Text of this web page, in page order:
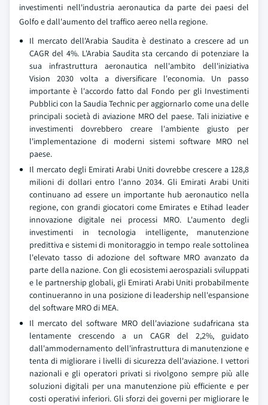
investimenti nell'industria aeronautica da parte dei paesi del
Golfo e dall'aumento del traffico aereo nella regione.
Il mercato dell'Arabia Saudita è destinato a crescere ad un
CAGR del 4%. L'Arabia Saudita sta cercando di potenziare la
sua infrastruttura aeronautica nell'ambito dell'iniziativa
Vision 2030 volta a diversificare l'economia. Un passo
importante è l'accordo fatto dal Fondo per gli Investimenti
Pubblici con la Saudia Technic per aggiornarlo come una delle
principali società di aviazione MRO del paese. Tali iniziative e
investimenti dovrebbero creare l'ambiente giusto per
l'implementazione di moderni sistemi software MRO nel
paese.
Il mercato degli Emirati Arabi Uniti dovrebbe crescere a 128,8
milioni di dollari entro l'anno 2034. Gli Emirati Arabi Uniti
continuano ad essere un importante hub aeronautico nella
regione, con grandi giocatori come Emirates e Etihad leader
innovazione digitale nei processi MRO. L'aumento degli
investimenti in tecnologia intelligente, manutenzione
predittiva e sistemi di monitoraggio in tempo reale sottolinea
l'elevato tasso di adozione del software MRO avanzato da
parte della nazione. Con gli ecosistemi aerospaziali sviluppati
e le partnership globali, gli Emirati Arabi Uniti probabilmente
continueranno in una posizione di leadership nell'espansione
del software MRO di MEA.
Il mercato del software MRO dell'aviazione sudafricana sta
lentamente crescendo a un CAGR del 2,2%, guidato
dall'ammodernamento dell'infrastruttura di manutenzione e
tenta di migliorare i livelli di sicurezza dell'aviazione. I vettori
nazionali e gli operatori privati si rivolgono sempre più alle
soluzioni digitali per una manutenzione più efficiente e per
costi operativi inferiori. Gli sforzi dei governi per migliorare le